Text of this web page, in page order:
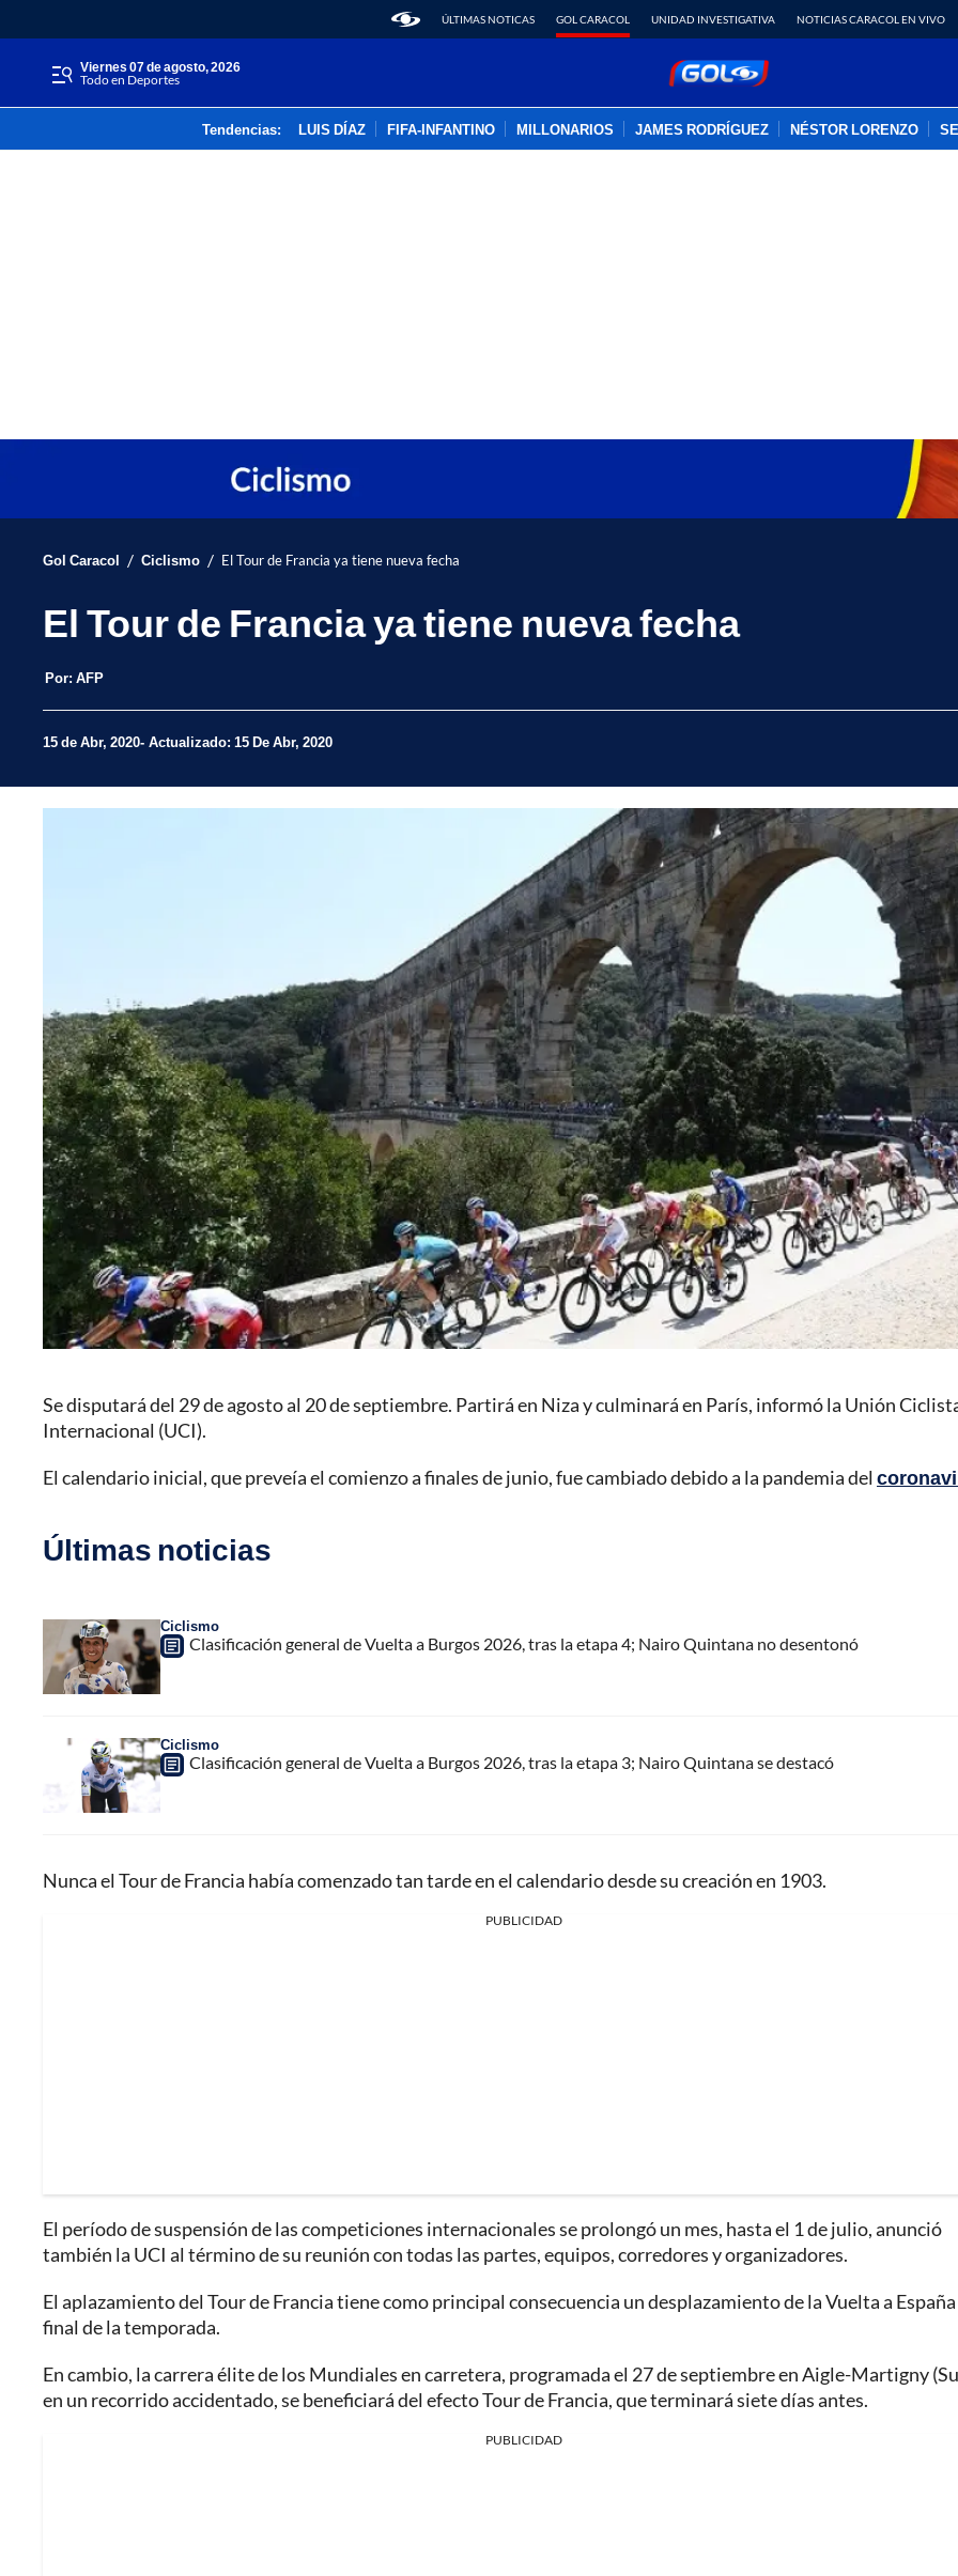
ÚLTIMAS NOTICAS GOL CARACOL UNIDAD INVESTIGATIVA NOTICIAS CARACOL EN VIVO
viernes 07 de agosto, 2026
Todo en Deportes
Tendencias: LUIS DÍAZ FIFA-INFANTINO MILLONARIOS JAMES RODRÍGUEZ NÉSTOR LORENZO
Gol Caracol / Ciclismo / El Tour de Francia ya tiene nueva fecha
El Tour de Francia ya tiene nueva fecha
Por: AFP
15 de Abr, 2020 Actualizado: 15 De Abr, 2020
Se disputará del 29 de agosto al 20 de septiembre. Partirá en Niza y culminará en París, informó la Unión
Internacional (UCI).
El calendario inicial, que preveía el comienzo a finales de junio, fue cambiado debido a la pandemia del
Últimas noticias
Ciclismo
Clasificación general de Vuelta a Burgos 2026, tras la etapa 4; Nairo Quintana no desentonó
Ciclismo
Clasificación general de Vuelta a Burgos 2026, tras la etapa 3; Nairo Quintana se destacó
Nunca el Tour de Francia había comenzado tan tarde en el calendario desde su creación en 1903.
PUBLICIDAD
El período de suspensión de las competiciones internacionales se prolongó un mes, hasta el 1 de julio, anunció
también la UCI al término de su reunión con todas las partes, equipos, corredores y organizadores.
El aplazamiento del Tour de Francia tiene como principal consecuencia un desplazamiento de la Vuelta a
final de la temporada.
En cambio, la carrera élite de los Mundiales en carretera, programada el 27 de septiembre en Aigle-Martigny
en un recorrido accidentado, se beneficiará del efecto Tour de Francia, que terminará siete días antes.
PUBLICIDAD